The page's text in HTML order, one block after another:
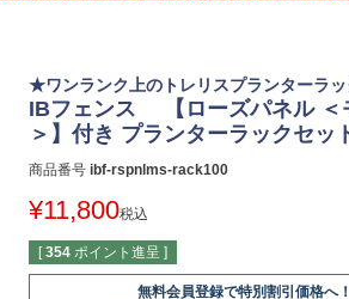
★ワンランク上のトレリスプランターラ
IBフェンス 【ローズパネル ＜
＞】付き プランターラックセッ
商品番号 ibf-rspnlms-rack100
¥11,800税込
[ 354 ポイント進呈 ]
無料会員登録で特別割引価格へ！